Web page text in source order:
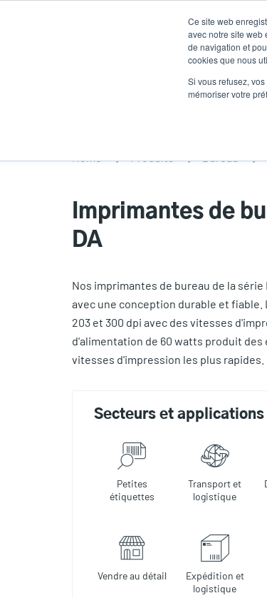
Ce site web
avec notre site web
de navigation et
cookies que nous
Si vous refusez,
mémoriser votre
Home Produits Bureau
Imprimantes de
DA
Nos imprimantes de bureau de la
avec une conception durable et
203 et 300 dpi avec des vitesses
d'alimentation de 60 watts produit
vitesses d'impression les plus rapides.
Secteurs et applications
Petites
étiquettes
Transport et
logistique
Vendre au détail
Expédition et
logistique